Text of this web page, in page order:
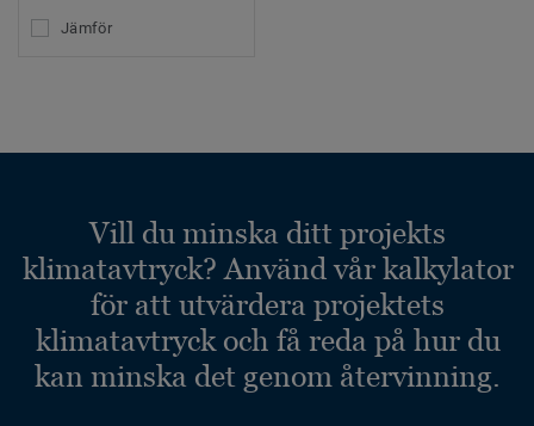
Jämför
Vill du minska ditt projekts
klimatavtryck? Använd vår kalkylator
för att utvärdera projektets
klimatavtryck och få reda på hur du
kan minska det genom återvinning.